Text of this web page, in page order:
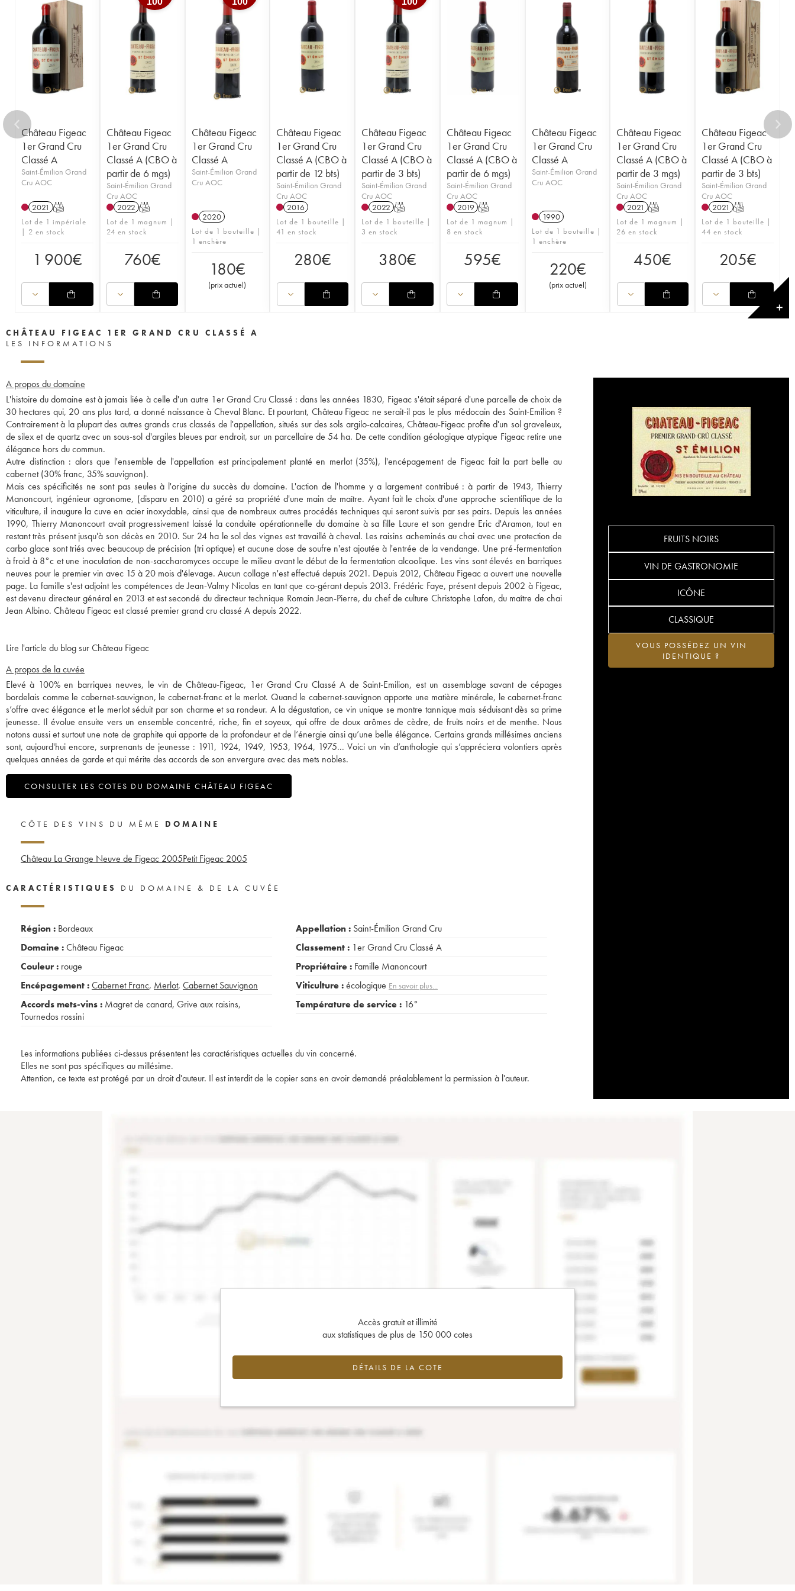
1950
1946
1945
1935
1923
Château Figeac
1er Grand Cru
Classé A
Saint-Émilion Grand
Cru AOC
2021 T
Lot de 1 impériale
| 2 en stock
1 900€
Château Figeac
1er Grand Cru
Classé A (CBO à
partir de 6 mgs)
Saint-Émilion Grand
Cru AOC
2022 T
Lot de 1 magnum |
24 en stock
760€
Château Figeac
1er Grand Cru
Classé A
Saint-Émilion Grand
Cru AOC
2020
Lot de 1 bouteille |
1 enchère
180€
(prix actuel)
Château Figeac
1er Grand Cru
Classé A (CBO à
partir de 12 bts)
Saint-Émilion Grand
Cru AOC
2016
Lot de 1 bouteille |
41 en stock
280€
Château Figeac
1er Grand Cru
Classé A (CBO à
partir de 3 bts)
Saint-Émilion Grand
Cru AOC
2022 T
Lot de 1 bouteille |
3 en stock
380€
Château Figeac
1er Grand Cru
Classé A (CBO à
partir de 6 mgs)
Saint-Émilion Grand
Cru AOC
2019 T
Lot de 1 magnum |
8 en stock
595€
Château Figeac
1er Grand Cru
Classé A
Saint-Émilion Grand
Cru AOC
1990
Lot de 1 bouteille |
1 enchère
220€
(prix actuel)
Château Figeac
1er Grand Cru
Classé A (CBO à
partir de 3 mgs)
Saint-Émilion Grand
Cru AOC
2021 T
Lot de 1 magnum |
26 en stock
450€
Château Figeac
1er Grand Cru
Classé A (CBO à
partir de 3 bts)
Saint-Émilion Grand
Cru AOC
2021 T
Lot de 1 bouteille |
44 en stock
205€
✕
CHÂTEAU FIGEAC 1ER GRAND CRU CLASSÉ A
LES INFORMATIONS
A propos du domaine
L'histoire du domaine est à jamais liée à celle d'un autre 1er Grand Cru Classé : dans les années 1830, Figeac s'était séparé d'une parcelle de choix de
30 hectares qui, 20 ans plus tard, a donné naissance à Cheval Blanc. Et pourtant, Château Figeac ne serait-il pas le plus médocain des Saint-Emilion ?
Contrairement à la plupart des autres grands crus classés de l'appellation, situés sur des sols argilo-calcaires, Château-Figeac profite d'un sol graveleux,
de silex et de quartz avec un sous-sol d'argiles bleues par endroit, sur un parcellaire de 54 ha. De cette condition géologique atypique Figeac retire une
élégance hors du commun.
Autre distinction : alors que l'ensemble de l'appellation est principalement planté en merlot (35%), l'encépagement de Figeac fait la part belle au
cabernet (30% franc, 35% sauvignon).
Mais ces spécificités ne sont pas seules à l'origine du succès du domaine. L'action de l'homme y a largement contribué : à partir de 1943, Thierry
Manoncourt, ingénieur agronome, (disparu en 2010) a géré sa propriété d'une main de maître. Ayant fait le choix d'une approche scientifique de la
viticulture, il inaugure la cuve en acier inoxydable, ainsi que de nombreux autres procédés techniques qui seront suivis par ses pairs. Depuis les années
1990, Thierry Manoncourt avait progressivement laissé la conduite opérationnelle du domaine à sa fille Laure et son gendre Eric d'Aramon, tout en
restant très présent jusqu'à son décès en 2010. Sur 24 ha le sol des vignes est travaillé à cheval. Les raisins acheminés au chai avec une protection de
carbo glace sont triés avec beaucoup de précision (tri optique) et aucune dose de soufre n'est ajoutée à l'entrée de la vendange. Une pré-fermentation
à froid à 8°c et une inoculation de non-saccharomyces occupe le milieu avant le début de la fermentation alcoolique. Les vins sont élevés en barriques
neuves pour le premier vin avec 15 à 20 mois d'élevage. Aucun collage n'est effectué depuis 2021. Depuis 2012, Château Figeac a ouvert une nouvelle
page. La famille s'est adjoint les compétences de Jean-Valmy Nicolas en tant que co-gérant depuis 2013. Frédéric Faye, présent depuis 2002 à Figeac,
est devenu directeur général en 2013 et est secondé du directeur technique Romain Jean-Pierre, du chef de culture Christophe Lafon, du maître de chai
Jean Albino. Château Figeac est classé premier grand cru classé A depuis 2022.
Lire l'article du blog sur Château Figeac
A propos de la cuvée
Elevé à 100% en barriques neuves, le vin de Château-Figeac, 1er Grand Cru Classé A de Saint-Emilion, est un assemblage savant de cépages
bordelais comme le cabernet-sauvignon, le cabernet-franc et le merlot. Quand le cabernet-sauvignon apporte une matière minérale, le cabernet-franc
s’offre avec élégance et le merlot séduit par son charme et sa rondeur. A la dégustation, ce vin unique se montre tannique mais séduisant dès sa prime
jeunesse. Il évolue ensuite vers un ensemble concentré, riche, fin et soyeux, qui offre de doux arômes de cèdre, de fruits noirs et de menthe. Nous
notons aussi et surtout une note de graphite qui apporte de la profondeur et de l’énergie ainsi qu’une belle élégance. Certains grands millésimes anciens
sont, aujourd'hui encore, surprenants de jeunesse : 1911, 1924, 1949, 1953, 1964, 1975... Voici un vin d’anthologie qui s’appréciera volontiers après
quelques années de garde et qui mérite des accords de son envergure avec des mets nobles.
CONSULTER LES COTES DU DOMAINE CHÂTEAU FIGEAC
FRUITS NOIRS
VIN DE GASTRONOMIE
ICÔNE
CLASSIQUE
VOUS POSSÉDEZ UN VIN
IDENTIQUE ?
CÔTE DES VINS DU MÊME DOMAINE
Château La Grange Neuve de Figeac 2005Petit Figeac 2005
CARACTÉRISTIQUES DU DOMAINE & DE LA CUVÉE
Région : Bordeaux
Domaine :Château Figeac
Couleur : rouge
Encépagement :Cabernet Franc, Merlot, Cabernet Sauvignon
Accords mets-vins : Magret de canard, Grive aux raisins,
Tournedos rossini
Appellation : Saint-Émilion Grand Cru
Classement : 1er Grand Cru Classé A
Propriétaire : Famille Manoncourt
Viticulture :écologique En savoir plus...
Température de service : 16°
Les informations publiées ci-dessus présentent les caractéristiques actuelles du vin concerné.
Elles ne sont pas spécifiques au millésime.
Attention, ce texte est protégé par un droit d'auteur. Il est interdit de le copier sans en avoir demandé préalablement la permission à l'auteur.
Accès gratuit et illimité
aux statistiques de plus de 150 000 cotes
DÉTAILS DE LA COTE